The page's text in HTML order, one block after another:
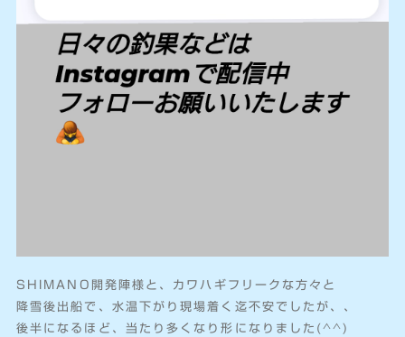
SHIMANO開発陣様と、カワハギフリークな方々と
降雪後出船で、水温下がり現場着く迄不安でしたが、、
後半になるほど、当たり多くなり形になりました(^^)